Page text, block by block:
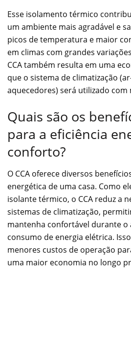
Esse isolamento térmico
um ambiente mais agradável e
picos de temperatura e maior
em climas com grandes
CCA também resulta em uma
que o sistema de climatização
aquecedores) será utilizado com
Quais são os
para a eficiência
conforto?
O CCA oferece diversos
energética de uma casa. Como
isolante térmico, o CCA reduz a
sistemas de climatização,
mantenha confortável durante
consumo de energia elétrica.
menores custos de operação
uma maior economia no longo